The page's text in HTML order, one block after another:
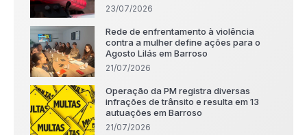
23/07/2026
Rede de enfrentamento à violência
contra a mulher define ações para o
Agosto Lilás em Barroso
21/07/2026
Operação da PM registra diversas
infrações de trânsito e resulta em 13
autuações em Barroso
21/07/2026